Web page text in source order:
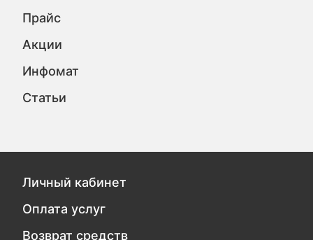
Прайс
Акции
Инфомат
Статьи
Личный кабинет
Оплата услуг
Возврат средств